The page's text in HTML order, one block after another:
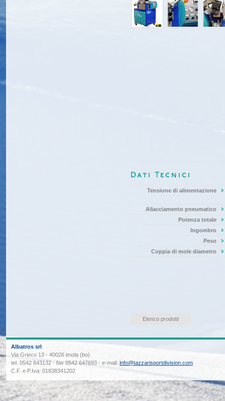
Dati Tecnici
Tensione di alimentazione
Allacciamento pneumatico
Potenza totale
Ingombro
Peso
Coppia di mole diametro
Elenco prodotti
Albatros srl
Via Grieco 13 - 40026 imola (bo)
tel. 0542 643132 - fax 0542 647693 - e-mail: info@tazzarisportdivision.com
C.F. e P.Iva: 01838341202